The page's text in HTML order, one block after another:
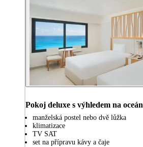
Pokoj deluxe s výhledem na oceán
manželská postel nebo dvě lůžka
klimatizace
TV SAT
set na přípravu kávy a čaje